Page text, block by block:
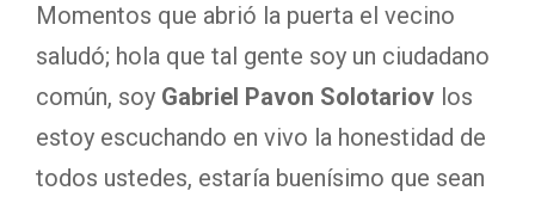
Momentos que abrió la puerta el vecino
saludó; hola que tal gente soy un ciudadano
común, soy Gabriel Pavon Solotariov los
estoy escuchando en vivo la honestidad de
todos ustedes, estaría buenísimo que sean